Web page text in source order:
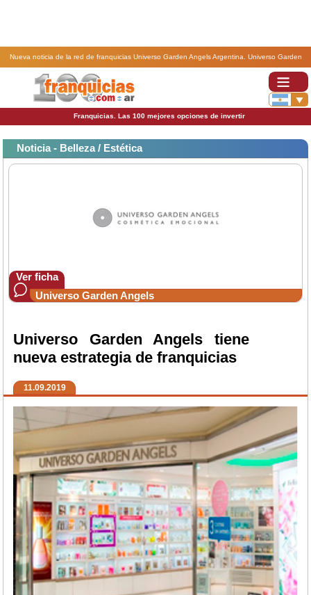
Nueva noticia de la red de franquicias Universo Garden Angels Argentina. Universo Garden
Angels tiene nueva estrategia de franquicias.
Franquicias. Las 100 mejores opciones de invertir
Noticia - Belleza / Estética
Ver ficha
Universo Garden Angels
Universo Garden Angels tiene
nueva estrategia de franquicias
11.09.2019